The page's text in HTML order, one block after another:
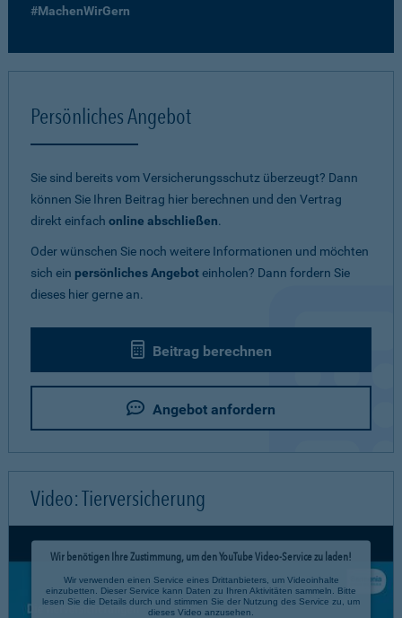
#MachenWirGern
Persönliches Angebot
Sie sind bereits vom Versicherungsschutz überzeugt? Dann
können Sie Ihren Beitrag hier berechnen und den Vertrag
direkt einfach online abschließen.
Oder wünschen Sie noch weitere Informationen und möchten
sich ein persönliches Angeboteinholen? Dann fordern Sie
dieses hier gerne an.
Beitrag berechnen
Angebot anfordern
Video: Tierversicherung
Wir benötigen Ihre Zustimmung, um den YouTube Video-Service zu laden!
Wir verwenden einen Service eines Drittanbieters, um Videoinhalte
einzubetten. Dieser Service kann Daten zu Ihren Aktivitäten sammeln. Bitte
lesen Sie die Details durch und stimmen Sie der Nutzung des Service zu, um
dieses Video anzusehen.